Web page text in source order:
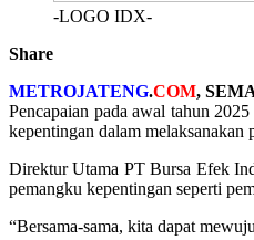
-LOGO IDX-
Share
METROJATENG.COM,
Pencapaian pada awal tahun
kepentingan dalam
Direktur Utama PT Bursa Efek
pemangku kepentingan seperti
“Bersama-sama, kita dapat